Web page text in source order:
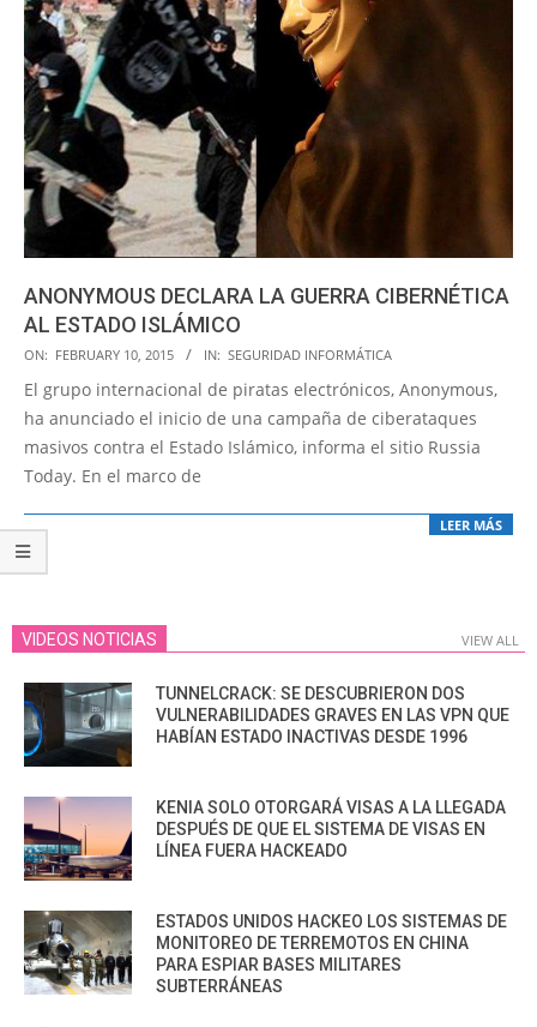
ANONYMOUS DECLARA LA GUERRA CIBERNÉTICA
AL ESTADO ISLÁMICO
2015-
02-
10
ON: FEBRUARY 10, 2015 IN: SEGURIDAD INFORMÁTICA
El grupo internacional de piratas electrónicos, Anonymous,
ha anunciado el inicio de una campaña de ciberataques
masivos contra el Estado Islámico, informa el sitio Russia
Today. En el marco de
LEER MÁS
VIDEOS NOTICIAS VIEW ALL
TUNNELCRACK: SE DESCUBRIERON DOS
VULNERABILIDADES GRAVES EN LAS VPN QUE
HABÍAN ESTADO INACTIVAS DESDE 1996
KENIA SOLO OTORGARÁ VISAS A LA LLEGADA
DESPUÉS DE QUE EL SISTEMA DE VISAS EN
LÍNEA FUERA HACKEADO
ESTADOS UNIDOS HACKEO LOS SISTEMAS DE
MONITOREO DE TERREMOTOS EN CHINA
PARA ESPIAR BASES MILITARES
SUBTERRÁNEAS